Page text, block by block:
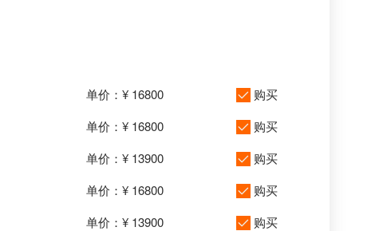
单价：¥ 16800
购买
单价：¥ 16800
购买
单价：¥ 13900
购买
单价：¥ 16800
购买
单价：¥ 13900
购买